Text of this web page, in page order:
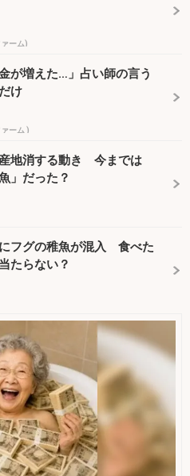
ーム)
が増えた…」占い師の言う
け
ーム )
地消する動き 今までは
」だった？
フグの稚魚が混入 食べた
たらない？